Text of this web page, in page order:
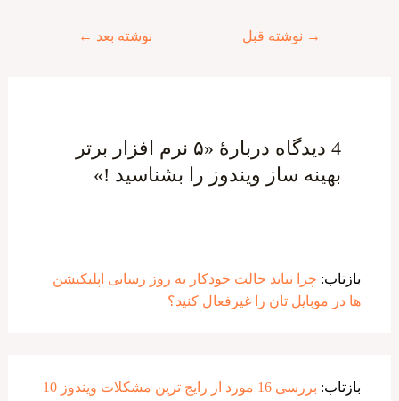
→ نوشته قبل نوشته بعد ←
4 دیدگاه دربارهٔ «۵ نرم افزار برتر
بهینه ساز ویندوز را بشناسید !»
بازتاب: چرا نباید حالت خودکار به روز رسانی اپلیکیشن‌
ها در موبایل تان را غیرفعال کنید؟
بازتاب:
بررسی 16 مورد از رایج ترین مشکلات ویندوز 10